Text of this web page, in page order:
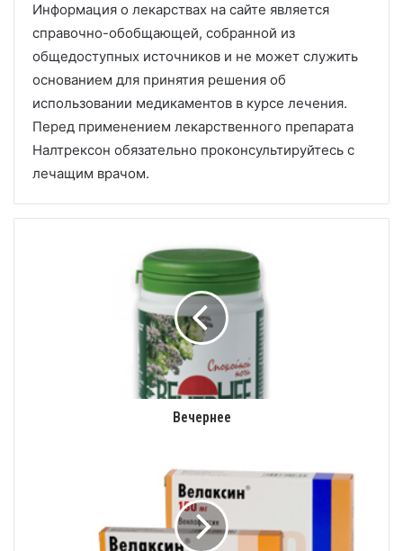
Информация о лекарствах на сайте является
справочно-обобщающей, собранной из
общедоступных источников и не может служить
основанием для принятия решения об
использовании медикаментов в курсе лечения.
Перед применением лекарственного препарата
Налтрексон обязательно проконсультируйтесь с
лечащим врачом.
Вечернее